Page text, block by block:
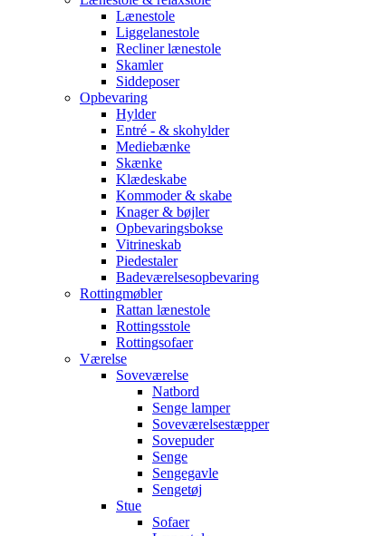
Lænestole
Liggelanestole
Recliner lænestole
Skamler
Siddeposer
Opbevaring
Hylder
Entré - & skohylder
Mediebænke
Skænke
Klædeskabe
Kommoder & skabe
Knager & bøjler
Opbevaringsbokse
Vitrineskab
Piedestaler
Badeværelsesopbevaring
Rottingmøbler
Rattan lænestole
Rottingsstole
Rottingsofaer
Værelse
Soveværelse
Natbord
Senge lamper
Soveværelsestæpper
Sovepuder
Senge
Sengegavle
Sengetøj
Stue
Sofaer